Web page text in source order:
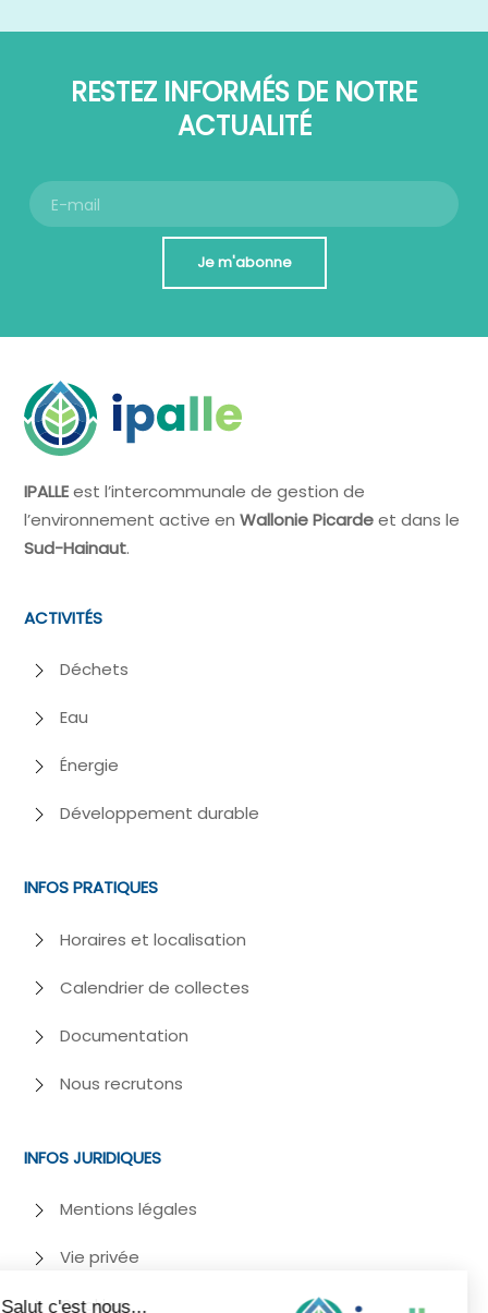
RESTEZ INFORMÉS DE NOTRE
ACTUALITÉ
Je m'abonne
IPALLEest l’intercommunale de gestion de
l’environnement active enWallonie Picardeet dans le
Sud-Hainaut.
ACTIVITÉS
Déchets
Eau
Énergie
Développement durable
INFOS PRATIQUES
Horaires et localisation
Calendrier de collectes
Documentation
Nous recrutons
INFOS JURIDIQUES
Mentions légales
Vie privée
Cookies